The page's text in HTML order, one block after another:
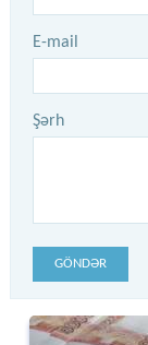
E-mail
Şərh
GÖNDƏR